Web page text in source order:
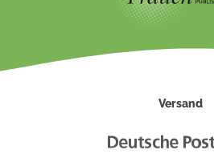
Versand